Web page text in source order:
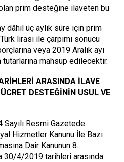
prim desteğine ilaveten bu
dâhil üç aylık süre için prim
lirası ile çarpımı sonucu
veya 2019 Aralık ayı
mahsup edilecektir.
ARASINDA İLAVE
DESTEĞİNİN USUL VE
Resmi Gazetede
Hizmetler Kanunu İle Bazı
Dair Kanunun 8.
4/2019 tarihleri arasında